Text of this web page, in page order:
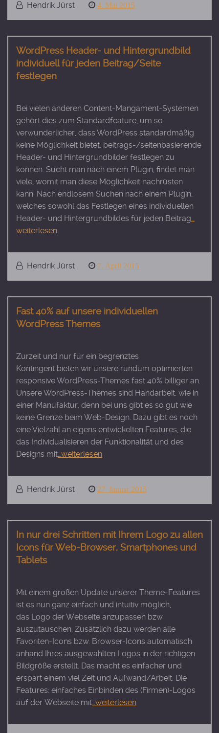
Hendrik Jürst
Posted
4. Mai 2015
WordPress Header- und Hintergrundbild
individuell für jeden Beitrag/Seite
festlegen
Bei vielen anderen Content-Mangament-Systemen
gehört dies zum Standardfeature, um so
verwunderlicher, dass WordPress standardmäßig
keine Möglichkeit bietet, beitrags-/seitenbasierende
Header- und Hintergrundbilder festlegen zu
können. Sucht man nach einem Plugin, findet man
viele, womit man diese Möglichkeit nachrüsten
kann. Nach endlosem Suchen nach einem Plugin,
welches sowohl das Festlegen eines individuellen
Header- und Hintergrundbildes für jeden Beitrag…
weiterlesen
Hendrik Jürst
Posted
7. April 2015
Fast 40% auf unsere individuellen
WordPress Themes
Zurzeit und nur für ein begrenztes
Kontingent bieten wir unsere rundum optimierten
responsive WordPress-Themes fast 40% billiger an.
Unsere WordPress-Themes sind Handarbeit, wie in
einer Manufaktur, denn bei uns gibt es so gut wie
keine Grenze beim Web-Design. Dazu gibt es noch
eine Vielzahl an eigens entwickelten Features, die
das Individualisieren der Funktionalität und des
Designs mit…weiterlesen
Hendrik Jürst
Posted
27. Januar 2015
In nur drei Schritten mit Ihrem Logo zu allen
Icons für Web-Browser, Smartphones und
Tablets
Mit einem großen Update unserer Theme-Features
ist es nun ganz einfach und intuitiv möglich,
das Logo der Webseite anzupassen bzw.
auszutauschen. Zusätzlich dazu werden alle
Favoriten-Icons bzw. Browser-Icons automatisch
anhand Ihres ausgewählten Logos in der richtigen
Bildgröße erstellt. Das macht es einfacher und
erspart einem viel Zeit und Aufwand/Arbeit. Die
Features: einfaches Einbinden des (Firmen)-Logos
auf der Webseite mit…weiterlesen